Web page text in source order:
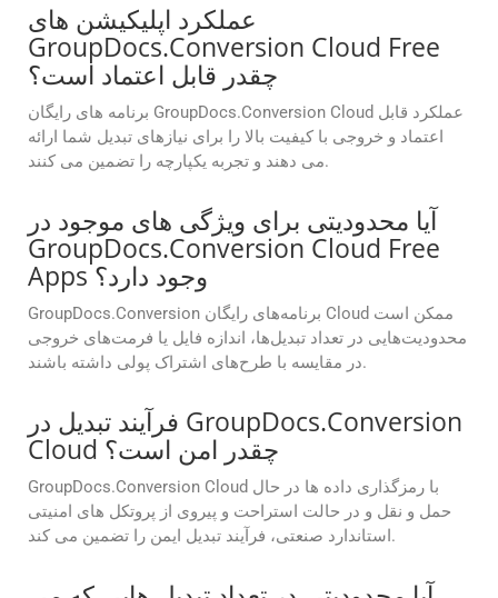
عملکرد اپلیکیشن های
GroupDocs.Conversion Cloud Free
چقدر قابل اعتماد است؟
برنامه های رایگان GroupDocs.Conversion Cloud عملکرد قابل
اعتماد و خروجی با کیفیت بالا را برای نیازهای تبدیل شما ارائه
می دهند و تجربه یکپارچه را تضمین می کنند.
آیا محدودیتی برای ویژگی های موجود در
GroupDocs.Conversion Cloud Free
Apps وجود دارد؟
GroupDocs.Conversion برنامه‌های رایگان Cloud ممکن است
محدودیت‌هایی در تعداد تبدیل‌ها، اندازه فایل یا فرمت‌های خروجی
در مقایسه با طرح‌های اشتراک پولی داشته باشند.
فرآیند تبدیل در GroupDocs.Conversion
Cloud چقدر امن است؟
GroupDocs.Conversion Cloud با رمزگذاری داده ها در حال
حمل و نقل و در حالت استراحت و پیروی از پروتکل های امنیتی
استاندارد صنعتی، فرآیند تبدیل ایمن را تضمین می کند.